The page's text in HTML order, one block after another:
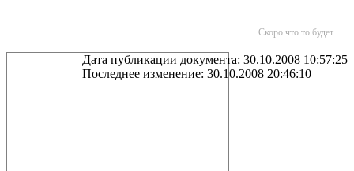
Скоро что то будет...
Дата публикации документа: 30.10.2008 10:57:25
Последнее изменение: 30.10.2008 20:46:10